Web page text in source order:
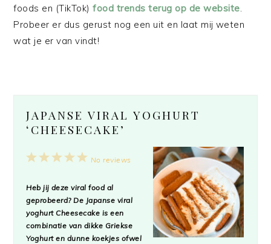
foods en (TikTok)food trends terug op de website.
Probeer er dus gerust nog een uit en laat mij weten
wat je er van vindt!
JAPANSE VIRAL YOGHURT
‘CHEESECAKE’
5
4
3
2
1
No reviews
Heb jij deze viral food al
geprobeerd? De Japanse viral
yoghurt Cheesecake is een
combinatie van dikke Griekse
Yoghurt en dunne koekjes ofwel